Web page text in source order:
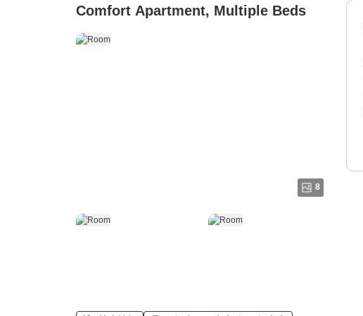
Comfort Apartment, Multiple Beds
8